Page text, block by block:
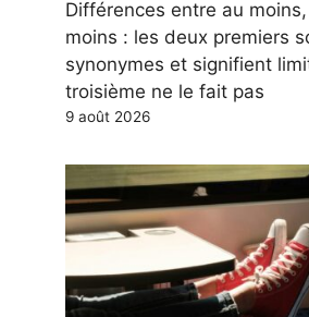
Différences entre au
moins : les deux premiers
synonymes et signifient
troisième ne le fait pas
9 août 2026